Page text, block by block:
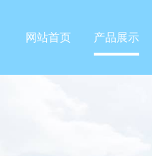
网站首页 产品展示